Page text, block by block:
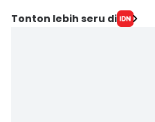
Editor
Tonton lebih seru di